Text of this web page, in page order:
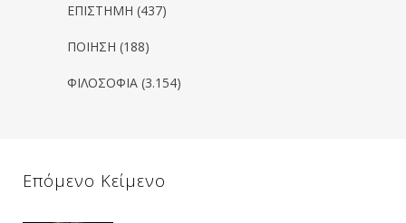
ΕΠΙΣΤΗΜΗ (437)
ΠΟΙΗΣΗ (188)
ΦΙΛΟΣΟΦΙΑ (3.154)
Επόμενο Κείμενο